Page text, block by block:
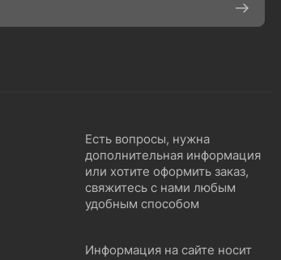
Есть вопросы, нужна
дополнительная информация
или хотите оформить заказ,
свяжитесь с нами любым
удобным способом
Информация на сайте носит